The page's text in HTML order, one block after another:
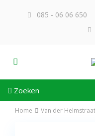
085 - 06 06 650
Zoeken
Home Van der